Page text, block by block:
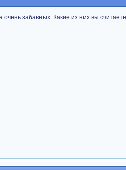
забавных. Какие из них вы